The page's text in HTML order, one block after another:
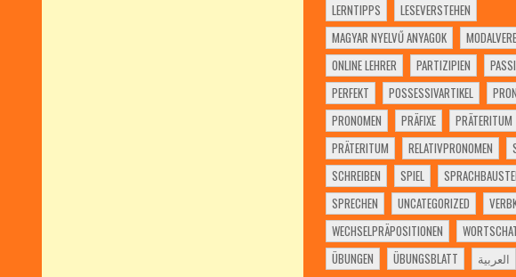
LERNTIPPS
LESEVERSTEHEN
MAGYAR NYELVŰ ANYAGOK
ONLINE LEHRER
PARTIZIPIEN
PERFEKT
POSSESSIVARTIKEL
PRONOMEN
PRÄFIXE
PRÄTERITUM
PRÄTERITUM
RELATIVPRONOMEN
SCHREIBEN
SPIEL
SPRECHEN
UNCATEGORIZED
WECHSELPRÄPOSITIONEN
ÜBUNGEN
ÜBUNGSBLATT العربية